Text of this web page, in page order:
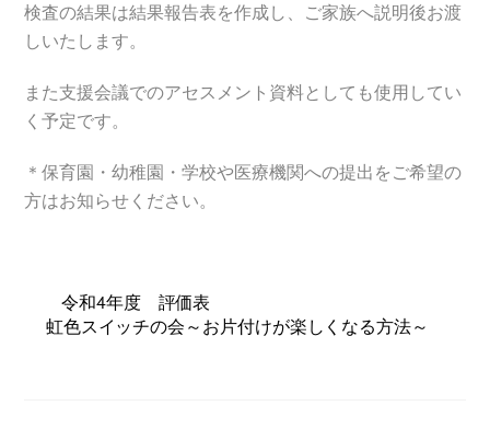
検査の結果は結果報告表を作成し、ご家族へ説明後お渡
しいたします。
また支援会議でのアセスメント資料としても使用してい
く予定です。
＊保育園・幼稚園・学校や医療機関への提出をご希望の
方はお知らせください。
令和4年度 評価表
虹色スイッチの会～お片付けが楽しくなる方法～